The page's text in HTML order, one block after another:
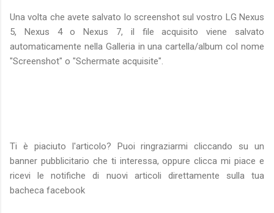
Una volta che avete salvato lo screenshot sul vostro LG Nexus
5, Nexus 4 o Nexus 7, il file acquisito viene salvato
automaticamente nella Galleria in una cartella/album col nome
"Screenshot" o "Schermate acquisite".
Ti è piaciuto l'articolo? Puoi ringraziarmi cliccando su un
banner pubblicitario che ti interessa, oppure clicca mi piace e
ricevi le notifiche di nuovi articoli direttamente sulla tua
bacheca facebook